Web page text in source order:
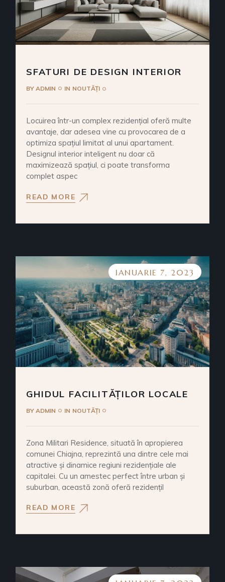
SFATURI DE DESIGN INTERIOR
BYADMIN IN NOUTĂȚI
Locuirea într-un complex rezidențial oferă multe
avantaje, dar adesea vine cu provocarea de a
optimiza spațiul limitat al unui apartament.
Designul interior inteligent nu doar că
maximizează spațiul, ci poate transforma
complet aspec
READ MORE
IANUARIE 7, 2023
GHIDUL FACILITĂȚILOR LOCALE
BYADMIN IN NOUTĂȚI
Zona Militari Residence, situată în apropierea
comunei Chiajna, reprezintă una dintre cele mai
atractive și dinamice regiuni rezidențiale ale
capitalei. Cu un amestec perfect între urban și
suburban, această zonă oferă rezidențil
READ MORE